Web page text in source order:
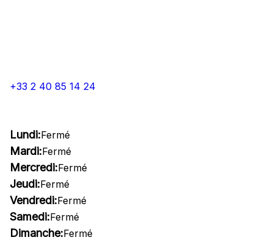
+33 2 40 85 14 24
Lundi:Fermé
Mardi:Fermé
Mercredi:Fermé
Jeudi:Fermé
Vendredi:Fermé
Samedi:Fermé
Dimanche:Fermé